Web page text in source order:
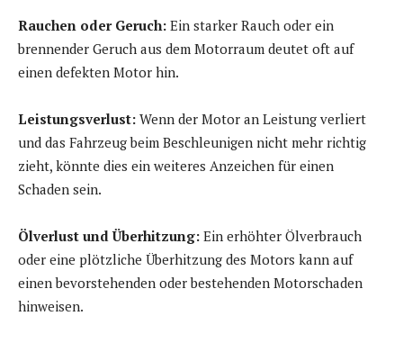
Rauchen oder Geruch: Ein starker Rauch oder ein
brennender Geruch aus dem Motorraum deutet oft auf
einen defekten Motor hin.
Leistungsverlust: Wenn der Motor an Leistung verliert
und das Fahrzeug beim Beschleunigen nicht mehr richtig
zieht, könnte dies ein weiteres Anzeichen für einen
Schaden sein.
Ölverlust und Überhitzung: Ein erhöhter Ölverbrauch
oder eine plötzliche Überhitzung des Motors kann auf
einen bevorstehenden oder bestehenden Motorschaden
hinweisen.